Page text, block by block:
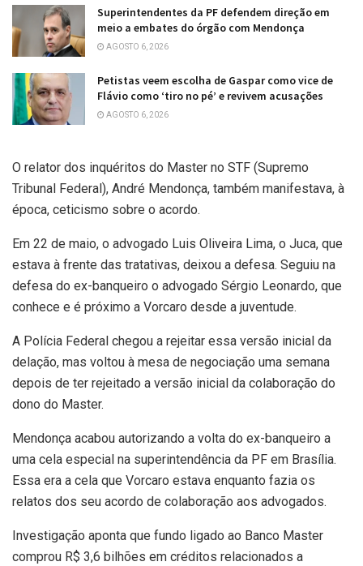
Superintendentes da PF defendem direção em
meio a embates do órgão com Mendonça
AGOSTO 6, 2026
Petistas veem escolha de Gaspar como vice de
Flávio como ‘tiro no pé’ e revivem acusações
AGOSTO 6, 2026
O relator dos inquéritos do Master no STF (Supremo
Tribunal Federal), André Mendonça, também manifestava, à
época, ceticismo sobre o acordo.
Em 22 de maio, o advogado Luis Oliveira Lima, o Juca, que
estava à frente das tratativas, deixou a defesa. Seguiu na
defesa do ex-banqueiro o advogado Sérgio Leonardo, que
conhece e é próximo a Vorcaro desde a juventude.
A Polícia Federal chegou a rejeitar essa versão inicial da
delação, mas voltou à mesa de negociação uma semana
depois de ter rejeitado a versão inicial da colaboração do
dono do Master.
Mendonça acabou autorizando a volta do ex-banqueiro a
uma cela especial na superintendência da PF em Brasília.
Essa era a cela que Vorcaro estava enquanto fazia os
relatos dos seu acordo de colaboração aos advogados.
Investigação aponta que fundo ligado ao Banco Master
comprou R$ 3,6 bilhões em créditos relacionados a